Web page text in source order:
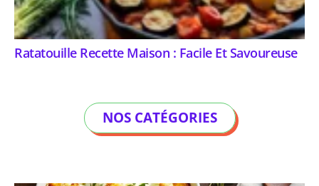
Ratatouille Recette Maison : Facile Et Savoureuse
NOS CATÉGORIES